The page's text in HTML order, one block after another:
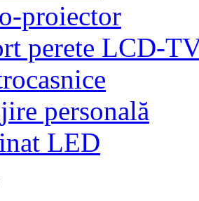
proiector
perete LCD-
personală
LED